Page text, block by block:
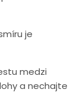
je
medzi
a nechajte